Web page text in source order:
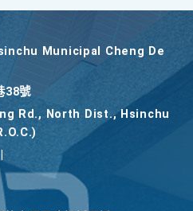
Municipal Cheng De
38號
Rd., North Dist., Hsinchu